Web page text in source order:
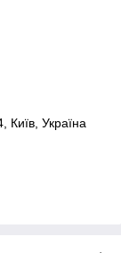
Київ, Україна